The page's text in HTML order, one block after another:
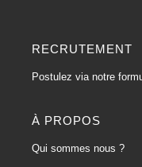
RECRUTEMENT
Postulez via notre
À PROPOS
Qui sommes nous ?